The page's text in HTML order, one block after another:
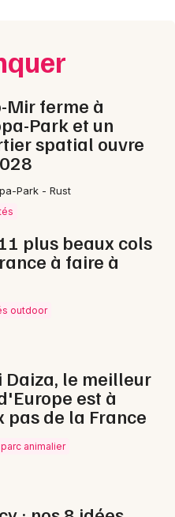
Mir ferme à
Park et un
spatial ouvre
Park - Rust
plus beaux cols
à faire à
outdoor
Daiza, le meilleur
est à
pas de la France
animalier